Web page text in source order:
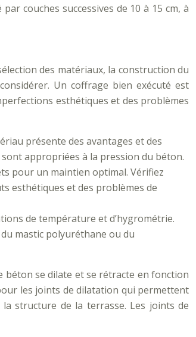
couches successives de 10 à 15 cm, à
des matériaux, la construction du
Un coffrage bien exécuté est
esthétiques et des problèmes
présente des avantages et des
appropriées à la pression du béton.
pour un maintien optimal. Vérifiez
esthétiques et des problèmes de
de température et d’hygrométrie.
mastic polyuréthane ou du
béton se dilate et se rétracte en fonction
les joints de dilatation qui permettent
structure de la terrasse. Les joints de